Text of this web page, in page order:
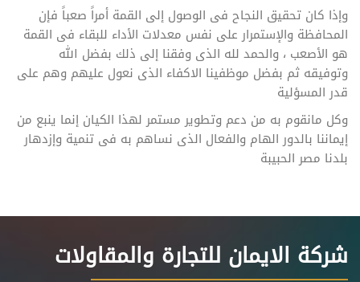
وإذا كان تحقيق النجاح فى الوصول إلى القمة أمراً صعباً فإن
المحافظة والإستمرار على نفس معدلات الأداء للبقاء فى القمة
هو الأصعب ، والحمد لله الذى وفقنا إلى ذلك بفضل الله
وتوفيقه ثم بفضل موظفينا الاكفاء الذى نعول عليهم وهم على
قدر المسؤلية
وكل مانقوم به من دعم وتطوير مستمر لهذا الكيان إنما ينبع من
إيماننا بالدور الهام والفعال الذى نساهم به فى تنمية وإزدهار
بلدنا مصر الحبيبة
شركة الايمان للتجارة والمقاولات